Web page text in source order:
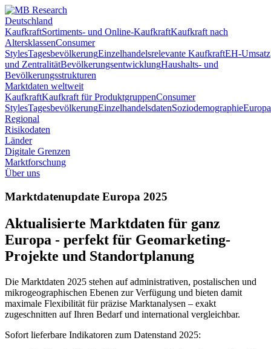
Deutschland
KaufkraftSortiments- und Online-KaufkraftKaufkraft nach
AltersklassenConsumer
StylesTagesbevölkerungEinzelhandelsrelevante KaufkraftEH-Umsatz
und ZentralitätBevölkerungsentwicklungHaushalts- und
Bevölkerungsstrukturen
Marktdaten weltweit
KaufkraftKaufkraft für ProduktgruppenConsumer
StylesTagesbevölkerungEinzelhandelsdatenSoziodemographieEuropa
Regional
Risikodaten
Länder
Digitale Grenzen
Marktforschung
Über uns
Marktdatenupdate Europa 2025
Aktualisierte Marktdaten für ganz
Europa - perfekt für Geomarketing-
Projekte und Standortplanung
Die Marktdaten 2025 stehen auf administrativen, postalischen und
mikrogeographischen Ebenen zur Verfügung und bieten damit
maximale Flexibilität für präzise Marktanalysen – exakt
zugeschnitten auf Ihren Bedarf und international vergleichbar.
Sofort lieferbare Indikatoren zum Datenstand 2025: